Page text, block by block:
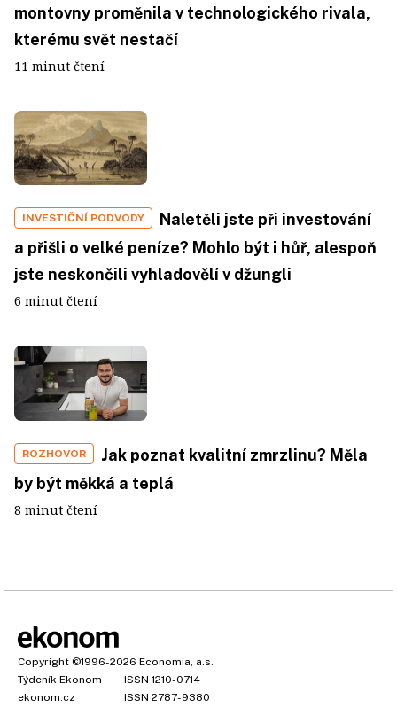
montovny proměnila v technologického rivala,
kterému svět nestačí
11 minut čtení
INVESTIČNÍ PODVODY
Naletěli jste při investování
a přišli o velké peníze? Mohlo být i hůř, alespoň
jste neskončili vyhladovělí v džungli
6 minut čtení
ROZHOVOR
Jak poznat kvalitní zmrzlinu? Měla
by být měkká a teplá
8 minut čtení
Copyright ©1996-2026 Economia, a.s.
Týdeník Ekonom
ISSN 1210-0714
ekonom.cz
ISSN 2787-9380